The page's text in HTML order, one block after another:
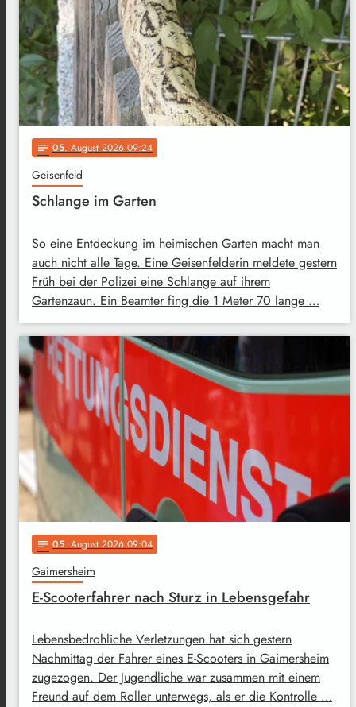
notes 05. August 2026 09:24
Geisenfeld
Schlange im Garten
So eine Entdeckung im heimischen Garten macht man
auch nicht alle Tage. Eine Geisenfelderin meldete gestern
Früh bei der Polizei eine Schlange auf ihrem
Gartenzaun. Ein Beamter fing die 1 Meter 70 lange …
notes 05. August 2026 09:04
Gaimersheim
E-Scooterfahrer nach Sturz in Lebensgefahr
Lebensbedrohliche Verletzungen hat sich gestern
Nachmittag der Fahrer eines E-Scooters in Gaimersheim
zugezogen. Der Jugendliche war zusammen mit einem
Freund auf dem Roller unterwegs, als er die Kontrolle …